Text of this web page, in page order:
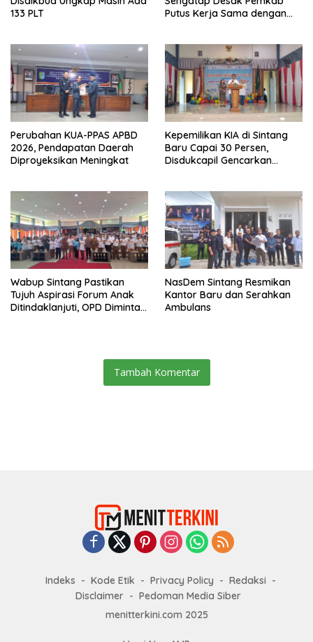
133 PLT
Putus Kerja Sama dengan
Perubahan KUA-PPAS APBD
2026, Pendapatan Daerah
Diproyeksikan Meningkat
Kepemilikan KIA di Sintang
Baru Capai 30 Persen,
Disdukcapil Gencarkan
Wabup Sintang Pastikan
Tujuh Aspirasi Forum Anak
Ditindaklanjuti, OPD Diminta
NasDem Sintang Resmikan
Kantor Baru dan Serahkan
Ambulans
Tambah Komentar
Indeks Kode Etik Privacy Policy
Redaksi
Disclaimer
Pedoman Media Siber
menitterkini.com 2025